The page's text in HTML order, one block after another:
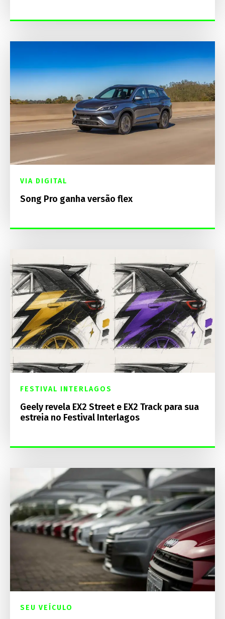
VIA DIGITAL
Song Pro ganha versão flex
FESTIVAL INTERLAGOS
Geely revela EX2 Street e EX2 Track para sua
estreia no Festival Interlagos
SEU VEÍCULO